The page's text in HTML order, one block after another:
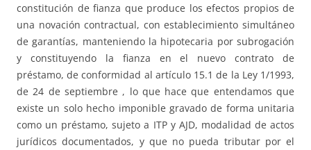
constitución de fianza que produce los efectos propios de
una novación contractual, con establecimiento simultáneo
de garantías, manteniendo la hipotecaria por subrogación
y constituyendo la fianza en el nuevo contrato de
préstamo, de conformidad al artículo 15.1 de la Ley 1/1993,
de 24 de septiembre , lo que hace que entendamos que
existe un solo hecho imponible gravado de forma unitaria
como un préstamo, sujeto a ITP y AJD, modalidad de actos
jurídicos documentados, y que no pueda tributar por el